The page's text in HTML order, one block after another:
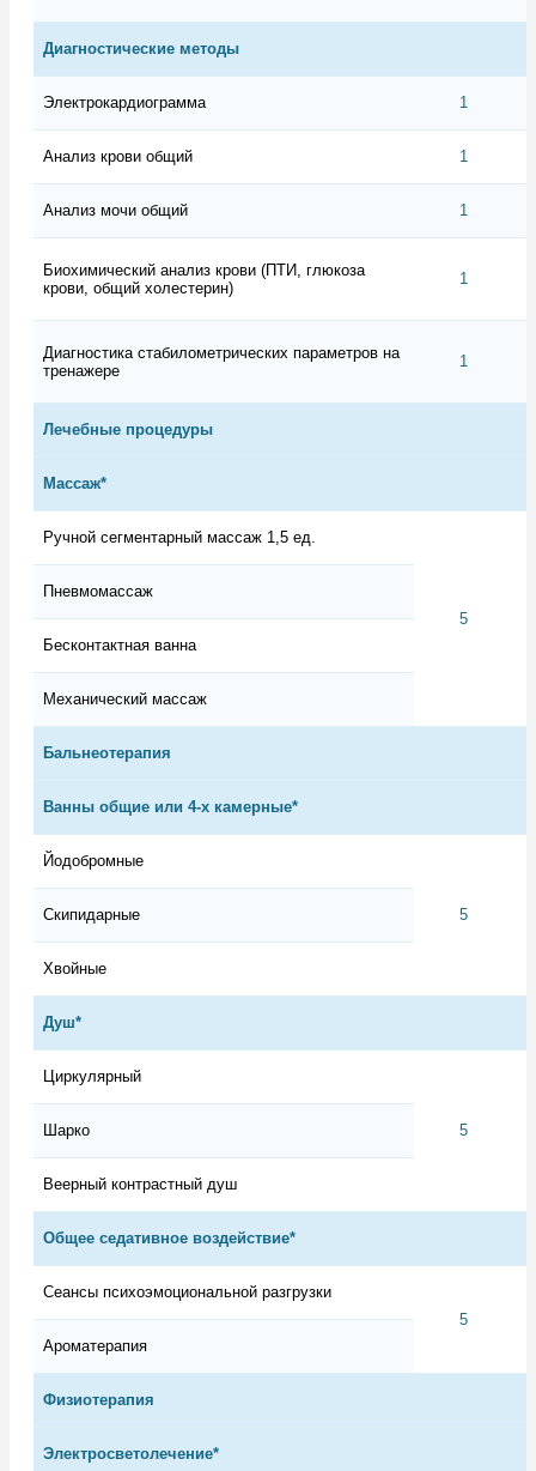
Диагностические методы
Электрокардиограмма 1
Анализ крови общий 1
Анализ мочи общий 1
Биохимический анализ крови (ПТИ, глюкоза
крови, общий холестерин)
1
Диагностика стабилометрических параметров на
тренажере
1
Лечебные процедуры
Массаж*
Ручной сегментарный массаж 1,5 ед.
5
Пневмомассаж
Бесконтактная ванна
Механический массаж
Бальнеотерапия
Ванны общие или 4-х камерные*
Йодобромные
5
Скипидарные
Хвойные
Душ*
Циркулярный
5
Шарко
Веерный контрастный душ
Общее седативное воздействие*
Сеансы психоэмоциональной разгрузки
5
Ароматерапия
Физиотерапия
Электросветолечение*